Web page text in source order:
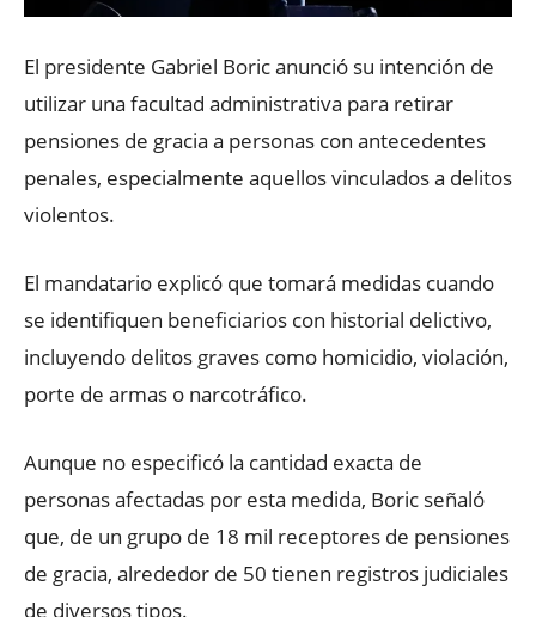
El presidente Gabriel Boric anunció su intención de
utilizar una facultad administrativa para retirar
pensiones de gracia a personas con antecedentes
penales, especialmente aquellos vinculados a delitos
violentos.
El mandatario explicó que tomará medidas cuando
se identifiquen beneficiarios con historial delictivo,
incluyendo delitos graves como homicidio, violación,
porte de armas o narcotráfico.
Aunque no especificó la cantidad exacta de
personas afectadas por esta medida, Boric señaló
que, de un grupo de 18 mil receptores de pensiones
de gracia, alrededor de 50 tienen registros judiciales
de diversos tipos.